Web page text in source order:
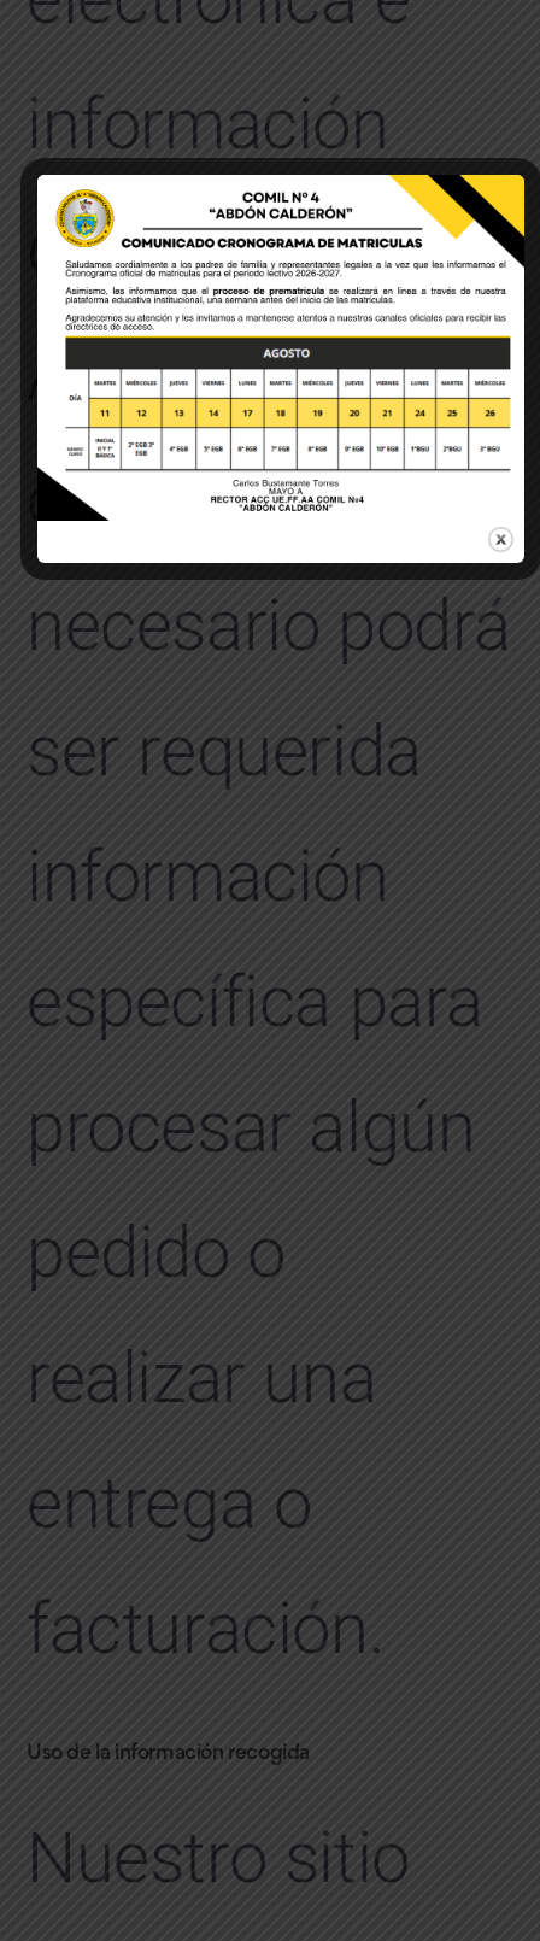
información
demográfica.
Así mismo
cuando sea
necesario podrá
ser requerida
información
específica para
procesar algún
pedido o
realizar una
entrega o
facturación.
Uso de la información recogida
Nuestro sitio